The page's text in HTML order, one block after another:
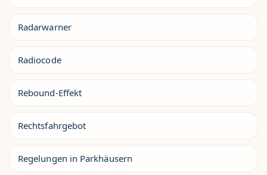
Radarwarner
Radiocode
Rebound-Effekt
Rechtsfahrgebot
Regelungen in Parkhäusern